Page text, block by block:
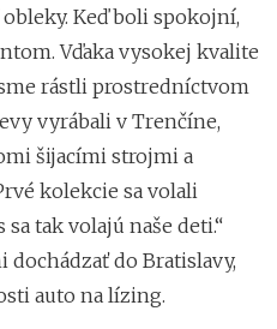
Keď boli spokojní,
Vďaka vysokej kvalite
rástli prostredníctvom
vyrábali v Trenčíne,
šijacími strojmi a
kolekcie sa volali
sa tak volajú naše deti.“
do Bratislavy,
auto na lízing.